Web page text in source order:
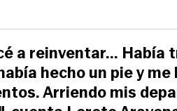
a reinventar... Había
hecho un pie y
Arriendo mis